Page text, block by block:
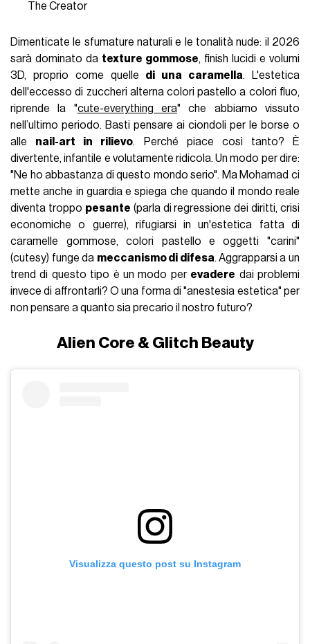
The Creator
Dimenticate le sfumature naturali e le tonalità nude: il 2026
sarà dominato da texture gommose, finish lucidi e volumi
3D, proprio come quelle di una caramella. L'estetica
dell'eccesso di zuccheri alterna colori pastello a colori fluo,
riprende la "cute-everything era" che abbiamo vissuto
nell’ultimo periodo. Basti pensare ai ciondoli per le borse o
alle nail-art in rilievo. Perché piace così tanto? È
divertente, infantile e volutamente ridicola. Un modo per dire:
"Ne ho abbastanza di questo mondo serio". Ma Mohamad ci
mette anche in guardia e spiega che quando il mondo reale
diventa troppo pesante (parla di regressione dei diritti, crisi
economiche o guerre), rifugiarsi in un'estetica fatta di
caramelle gommose, colori pastello e oggetti "carini"
(cutesy) funge da meccanismo di difesa. Aggrapparsi a un
trend di questo tipo è un modo per evadere dai problemi
invece di affrontarli? O una forma di "anestesia estetica" per
non pensare a quanto sia precario il nostro futuro?
Alien Core & Glitch Beauty
Visualizza questo post su Instagram